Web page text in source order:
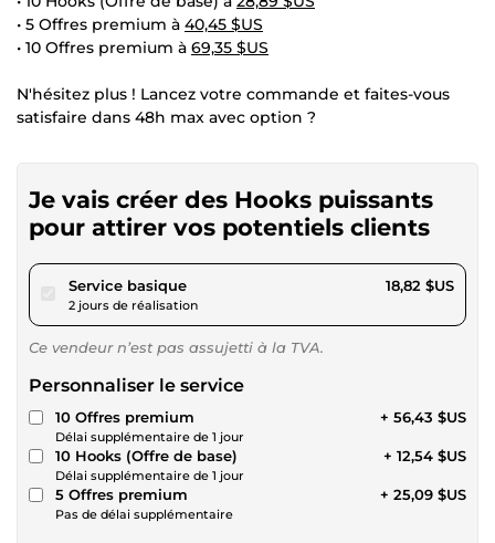
• 5 Offres premium à 40,45 $US
• 10 Offres premium à 69,35 $US
N'hésitez plus ! Lancez votre commande et faites-vous
satisfaire dans 48h max avec option ?
Je vais créer des Hooks puissants
pour attirer vos potentiels clients
Service basiquepour 17,34 $US
2 jours de réalisation
18,82 $US
Ce vendeur n’est pas assujetti à la TVA.
Personnaliser le service
10 Offres premium
Délai supplémentaire de 1 jour
+ 56,43 $US
10 Hooks (Offre de base)
Délai supplémentaire de 1 jour
+ 12,54 $US
5 Offres premium
Pas de délai supplémentaire
+ 25,09 $US